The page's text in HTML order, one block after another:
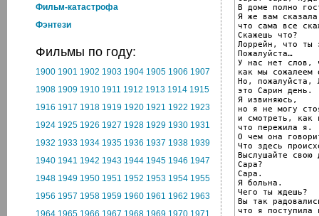
Фильм-катастрофа
Фэнтези
Фильмы по году:
1900 1901 1902 1903 1904 1905 1906 1907
1908 1909 1910 1911 1912 1913 1914 1915
1916 1917 1918 1919 1920 1921 1922 1923
1924 1925 1926 1927 1928 1929 1930 1931
1932 1933 1934 1935 1936 1937 1938 1939
1940 1941 1942 1943 1944 1945 1946 1947
1948 1949 1950 1951 1952 1953 1954 1955
1956 1957 1958 1959 1960 1961 1962 1963
1964 1965 1966 1967 1968 1969 1970 1971
В доме полно
Я же вам
что сама все
Скажешь что?
Лоррейн, что ты
Пожалуйста…
У нас нет слов,
как мы сожалеем
Но, пожалуйста,
это Сарин день.
Я извиняюсь,
но я не могу
и смотреть, как
что пережила я.
О чем она
Что здесь
Выслушайте свою
Сара?
Сара.
Я больна.
Чего ты ждешь?
Вы так
что я поступила